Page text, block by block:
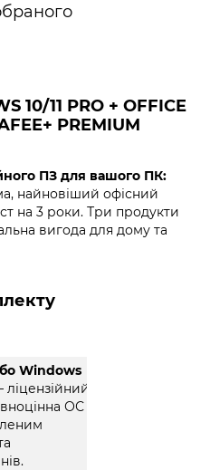
10/11 PRO + OFFICE
PREMIUM
ПЗ для вашого ПК:
найновіший офісний
на 3 роки. Три продукти
вигода для дому та
Windows
ОС